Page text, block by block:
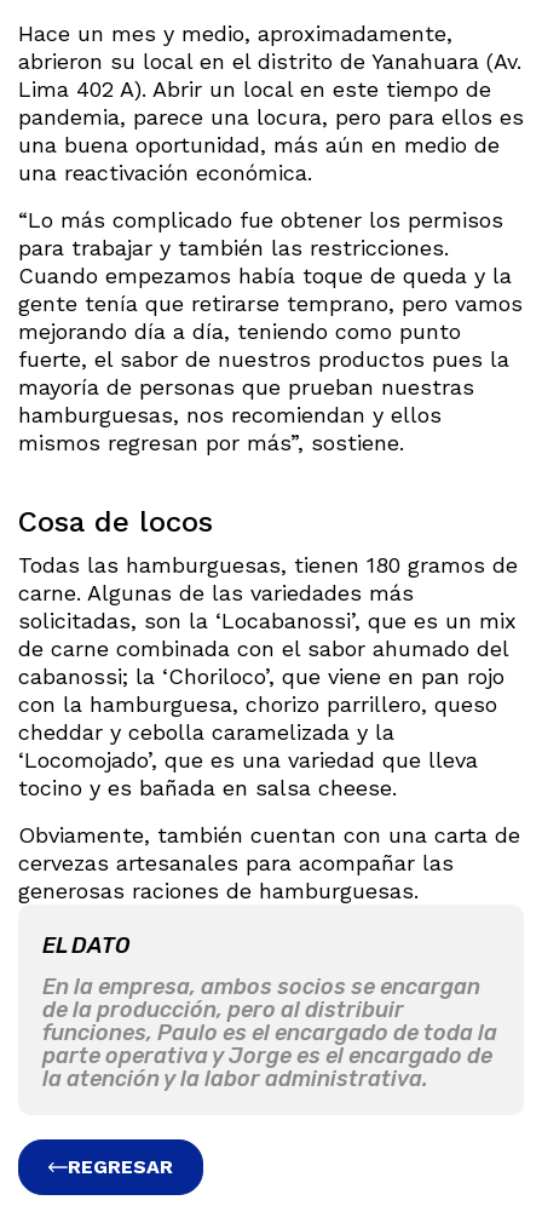
Hace un mes y medio, aproximadamente,
abrieron su local en el distrito de Yanahuara (Av.
Lima 402 A). Abrir un local en este tiempo de
pandemia, parece una locura, pero para ellos es
una buena oportunidad, más aún en medio de
una reactivación económica.
“Lo más complicado fue obtener los permisos
para trabajar y también las restricciones.
Cuando empezamos había toque de queda y la
gente tenía que retirarse temprano, pero vamos
mejorando día a día, teniendo como punto
fuerte, el sabor de nuestros productos pues la
mayoría de personas que prueban nuestras
hamburguesas, nos recomiendan y ellos
mismos regresan por más”, sostiene.
Cosa de locos
Todas las hamburguesas, tienen 180 gramos de
carne. Algunas de las variedades más
solicitadas, son la ‘Locabanossi’, que es un mix
de carne combinada con el sabor ahumado del
cabanossi; la ‘Choriloco’, que viene en pan rojo
con la hamburguesa, chorizo parrillero, queso
cheddar y cebolla caramelizada y la
‘Locomojado’, que es una variedad que lleva
tocino y es bañada en salsa cheese.
Obviamente, también cuentan con una carta de
cervezas artesanales para acompañar las
generosas raciones de hamburguesas.
EL DATO
En la empresa, ambos socios se encargan
de la producción, pero al distribuir
funciones, Paulo es el encargado de toda la
parte operativa y Jorge es el encargado de
la atención y la labor administrativa.
REGRESAR